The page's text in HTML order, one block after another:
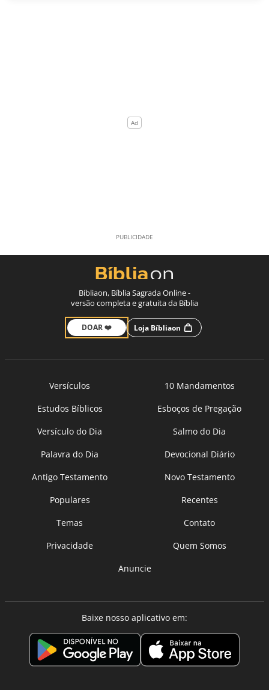
Bíbliaon, Bíblia Sagrada Online -
versão completa e gratuita da Bíblia
DOAR ❤️ Loja Bíbliaon
Versículos
10 Mandamentos
Estudos Bíblicos
Esboços de Pregação
Versículo do Dia
Salmo do Dia
Palavra do Dia
Devocional Diário
Antigo Testamento
Novo Testamento
Populares
Recentes
Temas
Contato
Privacidade
Quem Somos
Anuncie
Baixe nosso aplicativo em: